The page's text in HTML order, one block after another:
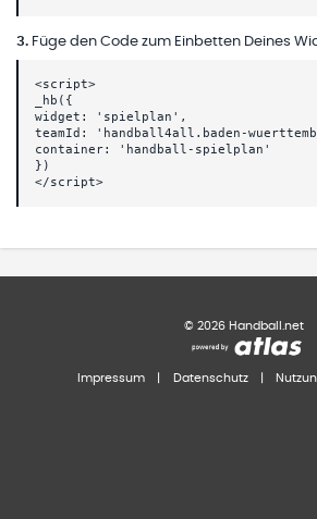
3. Füge den Code zum Einbetten Deines
<script>
_hb({
widget: 'spielplan',
teamId: 'handball4all.baden-
container: 'handball-spielplan'
})
</script>
© 2026 Handball.net
Impressum Datenschutz